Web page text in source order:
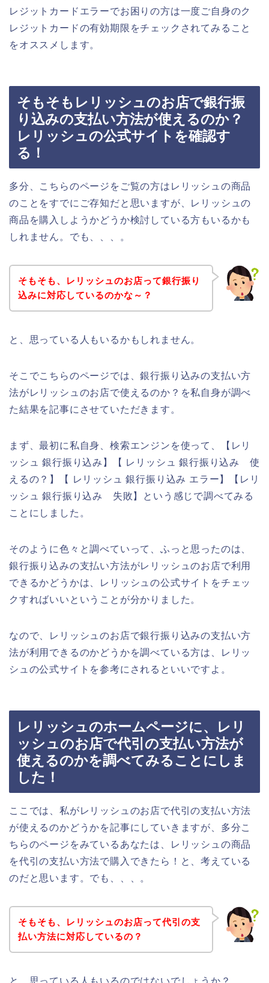
レジットカードエラーでお困りの方は一度ご自身のク
レジットカードの有効期限をチェックされてみること
をオススメします。
そもそもレリッシュのお店で銀行振
り込みの支払い方法が使えるのか？
レリッシュの公式サイトを確認す
る！
多分、こちらのページをご覧の方はレリッシュの商品
のことをすでにご存知だと思いますが、レリッシュの
商品を購入しようかどうか検討している方もいるかも
しれません。でも、、、。
そもそも、レリッシュのお店って銀行振り
込みに対応しているのかな～？
と、思っている人もいるかもしれません。
そこでこちらのページでは、銀行振り込みの支払い方
法がレリッシュのお店で使えるのか？を私自身が調べ
た結果を記事にさせていただきます。
まず、最初に私自身、検索エンジンを使って、【レリ
ッシュ 銀行振り込み】【 レリッシュ 銀行振り込み 使
えるの？】【 レリッシュ 銀行振り込み エラー】【レリ
ッシュ 銀行振り込み 失敗】という感じで調べてみる
ことにしました。
そのように色々と調べていって、ふっと思ったのは、
銀行振り込みの支払い方法がレリッシュのお店で利用
できるかどうかは、レリッシュの公式サイトをチェッ
クすればいいということが分かりました。
なので、レリッシュのお店で銀行振り込みの支払い方
法が利用できるのかどうかを調べている方は、レリッ
シュの公式サイトを参考にされるといいですよ。
レリッシュのホームページに、レリ
ッシュのお店で代引の支払い方法が
使えるのかを調べてみることにしま
した！
ここでは、私がレリッシュのお店で代引の支払い方法
が使えるのかどうかを記事にしていきますが、多分こ
ちらのページをみているあなたは、レリッシュの商品
を代引の支払い方法で購入できたら！と、考えている
のだと思います。でも、、、。
そもそも、レリッシュのお店って代引の支
払い方法に対応しているの？
と、思っている人もいるのではないでしょうか？